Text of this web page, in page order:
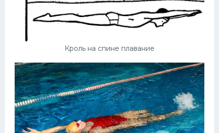
Кроль на спине плавание